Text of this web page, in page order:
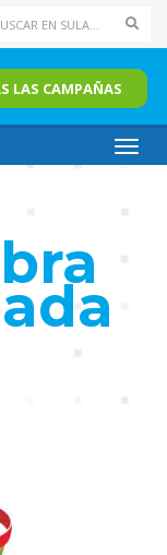
LAS CAMPAÑAS